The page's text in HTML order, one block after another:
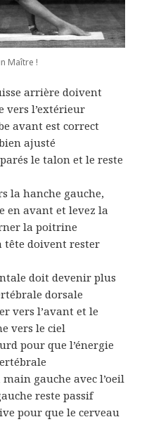
Maître !
arrière doivent
vers l’extérieur
avant est correct
ajusté
le talon et le reste
la hanche gauche,
en avant et levez la
la poitrine
tête doivent rester
doit devenir plus
dorsale
vers l’avant et le
vers le ciel
pour que l’énergie
gauche avec l’oeil
reste passif
pour que le cerveau